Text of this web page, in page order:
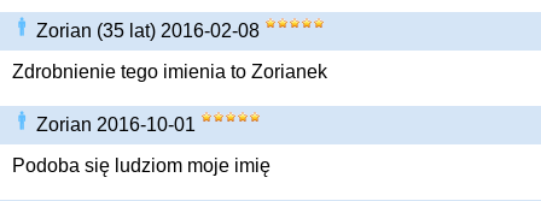
Zorian (35 lat) 2016-02-08
Zdrobnienie tego imienia to Zorianek
Zorian 2016-10-01
Podoba się ludziom moje imię